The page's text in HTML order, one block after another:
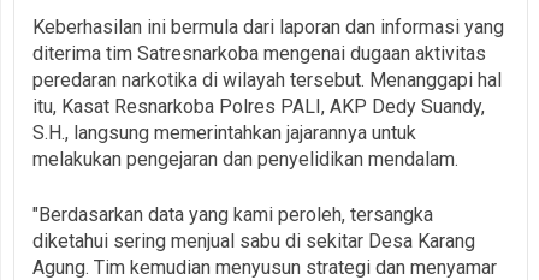
Keberhasilan ini bermula dari laporan dan informasi yang
diterima tim Satresnarkoba mengenai dugaan aktivitas
peredaran narkotika di wilayah tersebut. Menanggapi hal
itu, Kasat Resnarkoba Polres PALI, AKP Dedy Suandy,
S.H., langsung memerintahkan jajarannya untuk
melakukan pengejaran dan penyelidikan mendalam.
"Berdasarkan data yang kami peroleh, tersangka
diketahui sering menjual sabu di sekitar Desa Karang
Agung. Tim kemudian menyusun strategi dan menyamar